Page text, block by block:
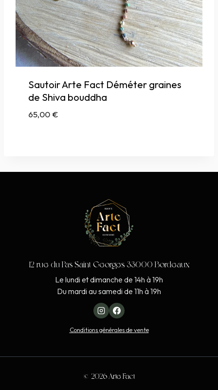
Sautoir Arte Fact Déméter graines
de Shiva bouddha
65,00€
12 rue du Pas Saint Georges 33000 Bordeaux
Le lundi et dimanche de 14h à 19h
Du mardi au samedi de 11h à 19h
Conditions générales de vente
© 2026 Arte Fact